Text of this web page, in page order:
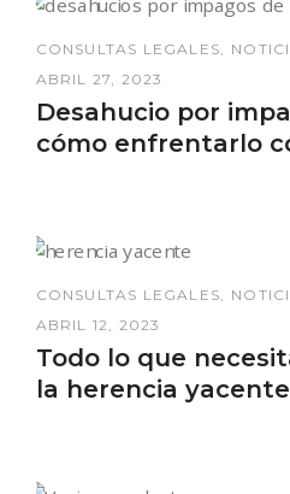
CONSULTAS LEGALES
ABRIL 27, 2023
Desahucio por
cómo enfrentarlo
CONSULTAS LEGALES
ABRIL 12, 2023
Todo lo que
la herencia yacente